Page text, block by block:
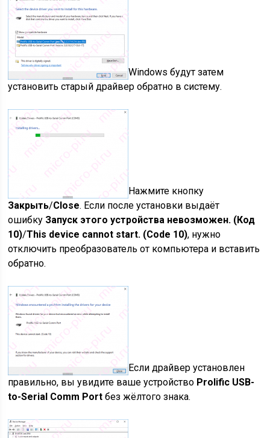
Windows будут затем
установить старый драйвер обратно в систему.
Нажмите кнопку
Закрыть/Close. Если после установки выдаёт
ошибку Запуск этого устройства невозможен. (Код
10)/This device cannot start. (Code 10), нужно
отключить преобразователь от компьютера и вставить
обратно.
Если драйвер установлен
правильно, вы увидите ваше устройство Prolific USB-
to-Serial Comm Port без жёлтого знака.